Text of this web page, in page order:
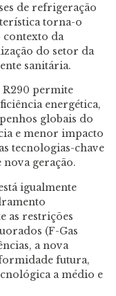
de refrigeração
torna-o
contexto da
do setor da
sanitária.
R290 permite
energética,
globais do
e menor impacto
tecnologias-chave
nova geração.
igualmente
as restrições
(F-Gas
a nova
futura,
a médio e